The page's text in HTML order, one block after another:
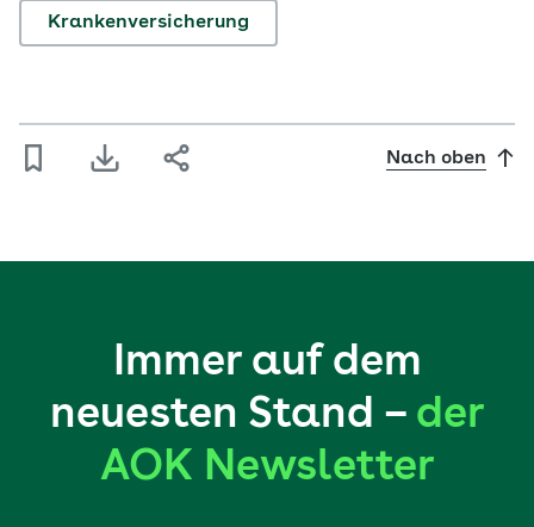
Krankenversicherung
Nach oben
Immer auf dem
neuesten Stand – der
AOK Newsletter